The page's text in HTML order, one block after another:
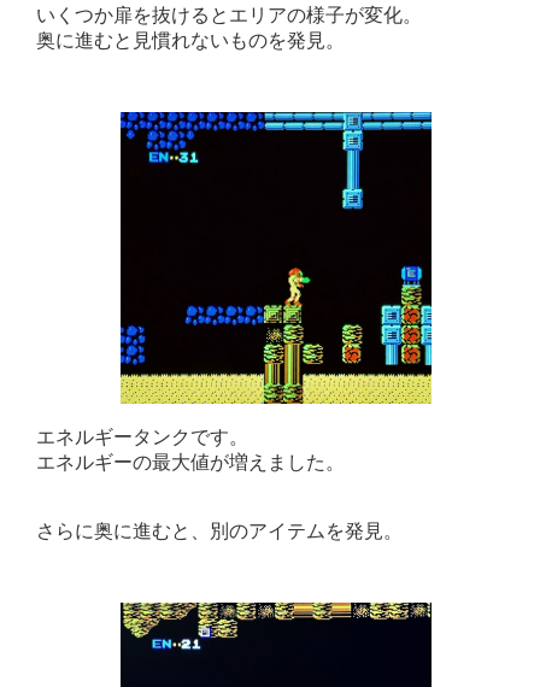
いくつか扉を抜けるとエリアの様子が変化。
奥に進むと見慣れないものを発見。
エネルギータンクです。
エネルギーの最大値が増えました。
さらに奥に進むと、別のアイテムを発見。